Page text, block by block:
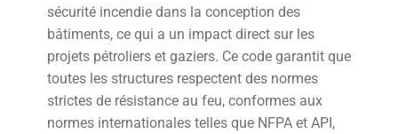
sécurité incendie dans la conception des
bâtiments, ce qui a un impact direct sur les
projets pétroliers et gaziers. Ce code garantit que
toutes les structures respectent des normes
strictes de résistance au feu, conformes aux
normes internationales telles que NFPA et API,